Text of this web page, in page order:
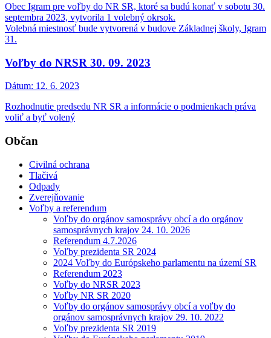
Obec Igram pre voľby do NR SR, ktoré sa budú konať v sobotu 30.
septembra 2023, vytvorila 1 volebný okrsok.
Volebná miestnosť bude vytvorená v budove Základnej školy, Igram
31.
Voľby do NRSR 30. 09. 2023
Dátum: 12. 6. 2023
Rozhodnutie predsedu NR SR a informácie o podmienkach práva
voliť a byť volený
Občan
Civilná ochrana
Tlačivá
Odpady
Zverejňovanie
Voľby a referendum
Voľby do orgánov samosprávy obcí a do orgánov
samosprávnych krajov 24. 10. 2026
Referendum 4.7.2026
Voľby prezidenta SR 2024
2024 Voľby do Európskeho parlamentu na území SR
Referendum 2023
Voľby do NRSR 2023
Voľby NR SR 2020
Voľby do orgánov samosprávy obcí a voľby do
orgánov samosprávnych krajov 29. 10. 2022
Voľby prezidenta SR 2019